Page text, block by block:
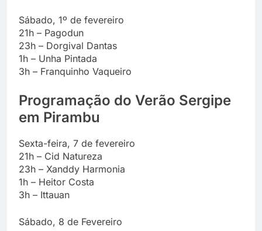
Sábado, 1º de fevereiro
21h – Pagodun
23h – Dorgival Dantas
1h – Unha Pintada
3h – Franquinho Vaqueiro
Programação do Verão Sergipe
em Pirambu
Sexta-feira, 7 de fevereiro
21h – Cid Natureza
23h – Xanddy Harmonia
1h – Heitor Costa
3h – Ittauan
Sábado, 8 de Fevereiro